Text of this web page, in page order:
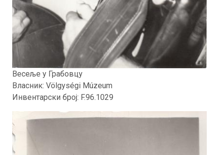
Весеље у Грабовцу
Власник: Völgységi Múzeum
Инвентарски броj: F.96.1029